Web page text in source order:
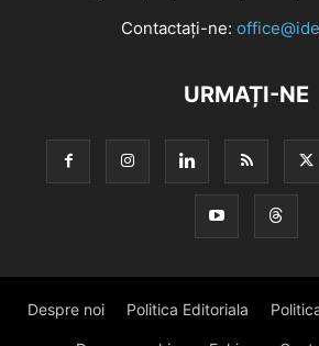
Contactați-ne:
URMAȚI-NE
Despre noi Politica Editoriala